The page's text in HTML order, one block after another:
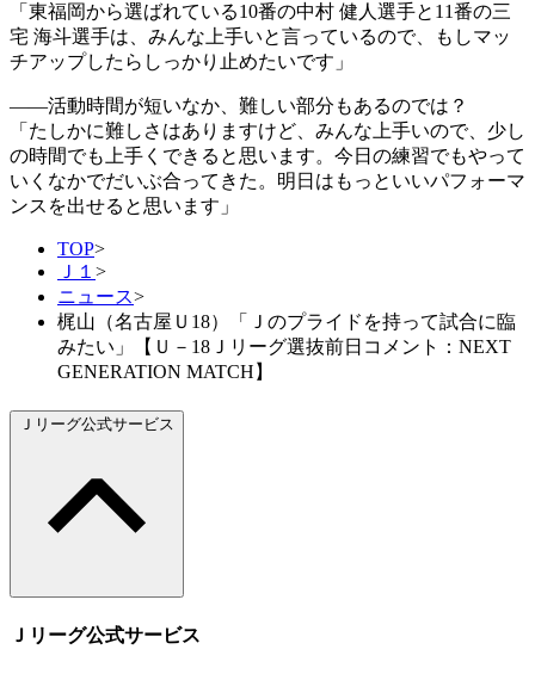
「東福岡から選ばれている10番の中村 健人選手と11番の三
宅 海斗選手は、みんな上手いと言っているので、もしマッ
チアップしたらしっかり止めたいです」
――活動時間が短いなか、難しい部分もあるのでは？
「たしかに難しさはありますけど、みんな上手いので、少し
の時間でも上手くできると思います。今日の練習でもやって
いくなかでだいぶ合ってきた。明日はもっといいパフォーマ
ンスを出せると思います」
TOP>
Ｊ１ >
ニュース>
梶山（名古屋Ｕ18）「Ｊのプライドを持って試合に臨
みたい」【Ｕ－18Ｊリーグ選抜前日コメント：NEXT
GENERATION MATCH】
Ｊリーグ公式サービス
Ｊリーグ公式サービス